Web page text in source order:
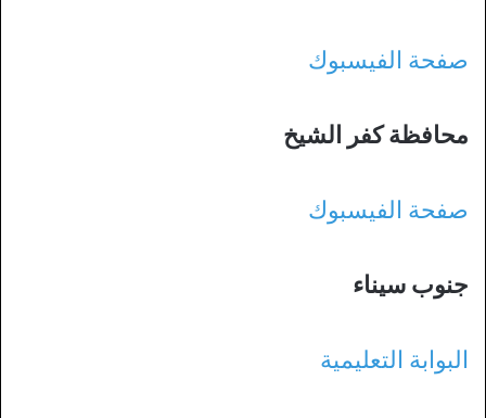
صفحة الفيسبوك
محافظة كفر الشيخ
صفحة الفيسبوك
جنوب سيناء
البوابة التعليمية